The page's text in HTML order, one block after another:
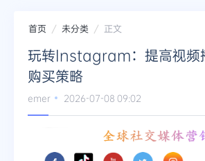
首页 未分类 正文
玩转Instagram：提高视频
购买策略
emer 2026-07-08 09:02